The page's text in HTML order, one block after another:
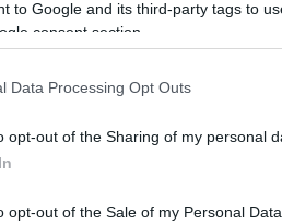
to Google and its third-party tags to
consent section.
Data Processing Opt Outs
opt-out of the Sharing of my personal
opt-out of the Sale of my Personal Data.